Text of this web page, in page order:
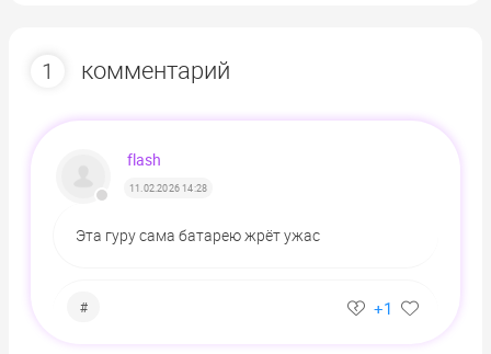
1 комментарий
flash
11.02.2026 14:28
Эта гуру сама батарею жрёт ужас
# +1